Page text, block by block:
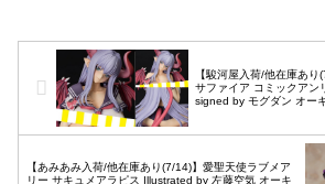
【駿河屋入荷/他在庫あ
サファイア コミックア
signed by モグダン オー
【あみあみ入荷/他在庫あり(7/14)】愛聖天使ラブメア
リー サキュメアラピス Illustrated by 左藤空気 オーキ